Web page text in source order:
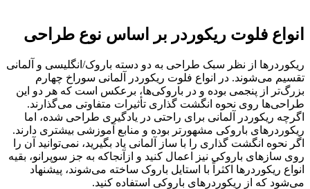
انواع فلوت ریکوردر بر اساس نوع طراحی
ریکوردرها از نظر سبک طراحی به دو دسته باروک/انگلیسی و آلمانی
تقسیم می‌شوند. در انواع فلوت ریکوردر آلمانی سوراخ چهارم
بزرگ‌تر از پنجمی بوده و در باروکی‌ها، برعکس است که هر دو این
طراحی‌ها روی نحوه انگشت‌ گذاری تأثیرات متفاوتی می‌گذارند.
اگرچه ریکوردر آلمانی برای راحتی در یادگیری طراحی شده، اما
ریکوردرهای باروکی مشهورتر بوده و منابع آموزشی بیشتری دارند.
اگر نحوه انگشت ‌گذاری را با ساز آلمانی یاد بگیرید، نمی‌توانید آن را
روی سازهای باروکی نیز اعمال کنید و ازآنجاکه به جز سوپرانو، بقیه
انواع ریکوردرها اکثراً با استایل باروک ساخته می‌شوند، پیشنهاد
می‌شود که از ریکوردرهای باروکی استفاده کنید.